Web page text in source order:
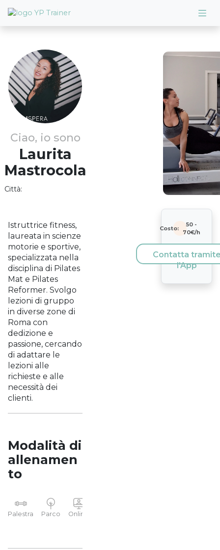
Ciao, io sono
Laurita
Mastrocola
Città:
Istruttrice fitness,
laureata in scienze
motorie e sportive,
specializzata nella
disciplina di Pilates
Mat e Pilates
Reformer. Svolgo
lezioni di gruppo
in diverse zone di
Roma con
dedizione e
passione, cercando
di adattare le
lezioni alle
richieste e alle
necessità dei
clienti.
Modalità di
allenamen
to
Palestra Parco Online
Costo:
50 -
70€/h
Contatta
l'App